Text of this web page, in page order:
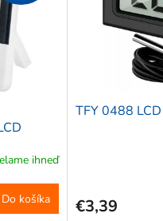
ihneď
Do košíka
TFY 0488
€3,39